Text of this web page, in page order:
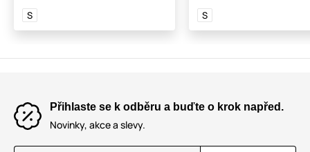
S S
Přihlaste se k odběru a buďte o krok napřed.
Novinky, akce a slevy.